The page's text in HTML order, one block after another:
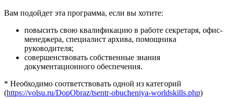
Вам подойдет эта программа, если вы хотите:
повысить свою квалификацию в работе секретаря, офис-
менеджера, специалист архива, помощника
руководителя;
совершенствовать собственные знания
документационного обеспечения.
* Необходимо соответствовать одной из категорий
(https://volsu.ru/DopObraz/tsentr-obucheniya-worldskills.php)